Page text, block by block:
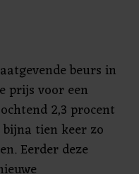
beurs in
prijs voor een
2,3 procent
tien keer zo
Eerder deze